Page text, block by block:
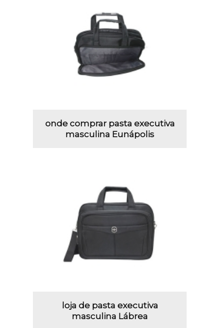
onde comprar pasta executiva
masculina Eunápolis
loja de pasta executiva
masculina Lábrea